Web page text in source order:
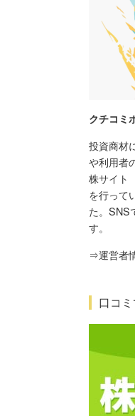
クチコミ
投資商材
や利用者
株サイト
を行って
た。SNS
す。
⇒運営者
口コ